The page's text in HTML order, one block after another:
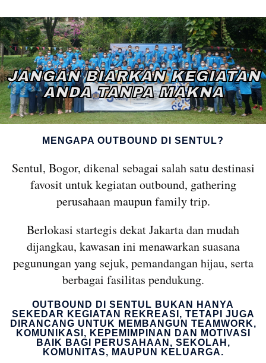
JANGAN BIARKAN KEGIATAN
ANDA TANPA MAKNA
MENGAPA OUTBOUND DI SENTUL?
Sentul, Bogor, dikenal sebagai salah satu destinasi
favosit untuk kegiatan outbound, gathering
perusahaan maupun family trip.
Berlokasi startegis dekat Jakarta dan mudah
dijangkau, kawasan ini menawarkan suasana
pegunungan yang sejuk, pemandangan hijau, serta
berbagai fasilitas pendukung.
OUTBOUND DI SENTUL BUKAN HANYA
SEKEDAR KEGIATAN REKREASI, TETAPI JUGA
DIRANCANG UNTUK MEMBANGUN TEAMWORK,
KOMUNIKASI, KEPEMIMPINAN DAN MOTIVASI
BAIK BAGI PERUSAHAAN, SEKOLAH,
KOMUNITAS, MAUPUN KELUARGA.